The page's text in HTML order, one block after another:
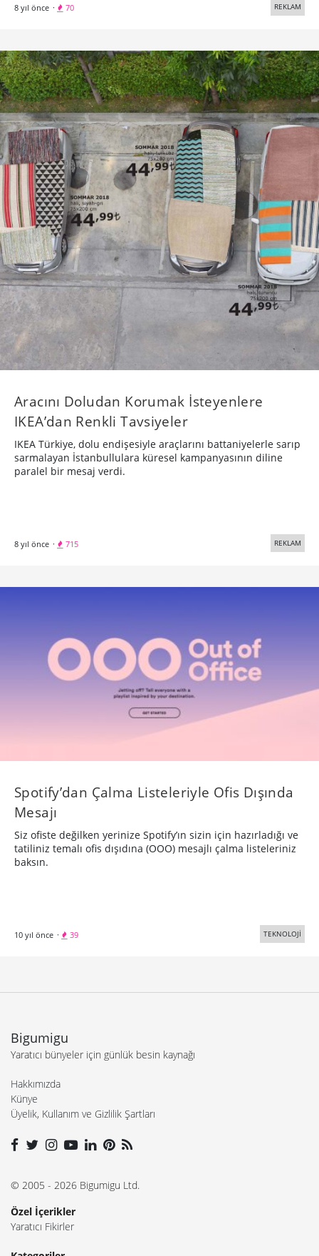
8 yıl önce · 70 REKLAM
Aracını Doludan Korumak İsteyenlere
IKEA’dan Renkli Tavsiyeler
IKEA Türkiye, dolu endişesiyle araçlarını battaniyelerle sarıp
sarmalayan İstanbullulara küresel kampanyasının diline
paralel bir mesaj verdi.
8 yıl önce · 715 REKLAM
Spotify’dan Çalma Listeleriyle Ofis Dışında
Mesajı
Siz ofiste değilken yerinize Spotify’ın sizin için hazırladığı ve
tatiliniz temalı ofis dışıdına (OOO) mesajlı çalma listeleriniz
baksın.
10 yıl önce · 39 TEKNOLOJİ
Bigumigu
Yaratıcı bünyeler için günlük besin kaynağı
Hakkımızda
Künye
Üyelik, Kullanım ve Gizlilik Şartları
© 2005 - 2026 Bigumigu Ltd.
Özel İçerikler
Yaratıcı Fikirler